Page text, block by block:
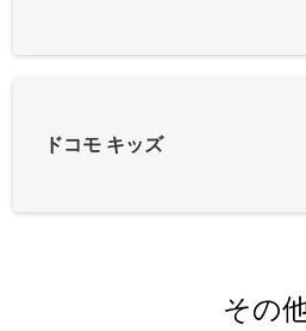
ドコモ キッズ
その